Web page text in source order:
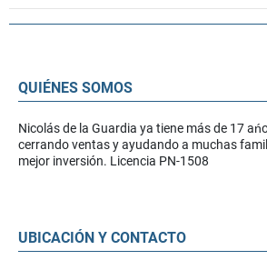
QUIÉNES SOMOS
Nicolás de la Guardia ya tiene más de 17
cerrando ventas y ayudando a muchas
mejor inversión. Licencia PN-1508
UBICACIÓN Y CONTACTO